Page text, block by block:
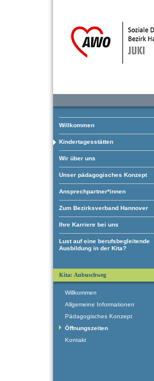
Willkommen
Kindertagesstätten
Wir über uns
Unser pädagogisches Konzept
Ansprechpartner*innen
Zum Bezirksverband Hannover
Ihre Karriere bei uns
Lust auf eine berufsbegleitende
Ausbildung in der Kita?
Kita: Aubuschweg
Willkommen
Allgemeine Informationen
Pädagogisches Konzept
Öffnungszeiten
Kontakt